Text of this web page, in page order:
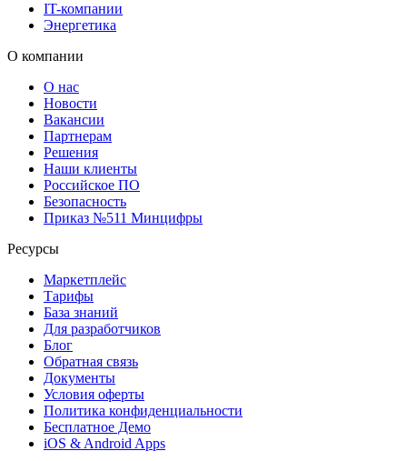
IT-компании
Энергетика
О компании
О нас
Новости
Вакансии
Партнерам
Решения
Наши клиенты
Российское ПО
Безопасность
Приказ №511 Минцифры
Ресурсы
Маркетплейс
Тарифы
База знаний
Для разработчиков
Блог
Обратная связь
Документы
Условия оферты
Политика конфиденциальности
Бесплатное Демо
iOS & Android Apps